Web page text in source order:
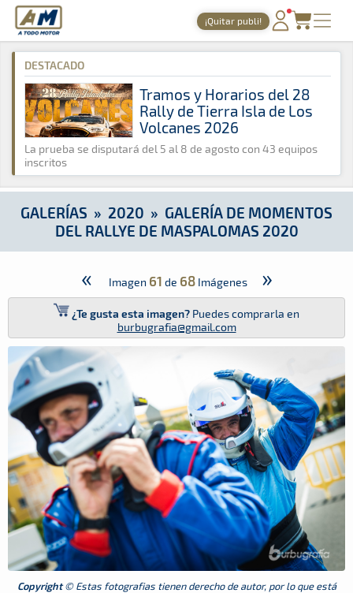
A Todo Motor · Revista del motor desde 1999
¡Quitar publi!
PORTADA
TIEMPOS ONLINE
NOTICIAS
AGENDA
GALERÍAS
TIENDA
ARCHIVO
A Todo Motor » Galerías » 2020 » Galería de Momentos del
DESTACADO
Tramos y Horarios del 28
Rally de Tierra Isla de Los
Volcanes 2026
La prueba se disputará del 5 al 8 de agosto con 43 equipos
inscritos
GALERÍAS » 2020 » GALERÍA DE MOMENTOS
DEL RALLYE DE MASPALOMAS 2020
« Imagen 61 de 68Imágenes »
¿Te gusta esta imagen? Puedes comprarla en
burbugrafia@gmail.com
Copyright© Estas fotografias tienen derecho de autor, por lo que está